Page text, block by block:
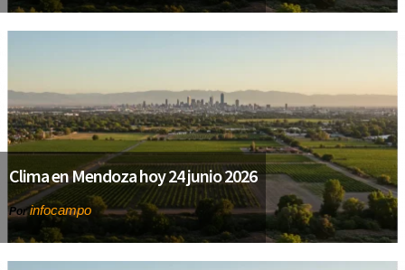
Clima en Mendoza hoy 24 junio 2026
Porinfocampo